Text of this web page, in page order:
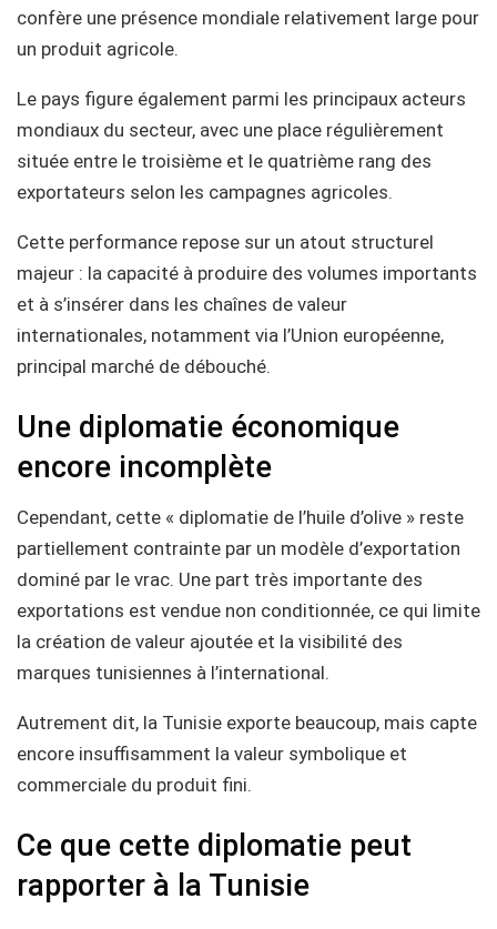
confère une présence mondiale relativement large pour
un produit agricole.
Le pays figure également parmi les principaux acteurs
mondiaux du secteur, avec une place régulièrement
située entre le troisième et le quatrième rang des
exportateurs selon les campagnes agricoles.
Cette performance repose sur un atout structurel
majeur : la capacité à produire des volumes importants
et à s’insérer dans les chaînes de valeur
internationales, notamment via l’Union européenne,
principal marché de débouché.
Une diplomatie économique
encore incomplète
Cependant, cette « diplomatie de l’huile d’olive » reste
partiellement contrainte par un modèle d’exportation
dominé par le vrac. Une part très importante des
exportations est vendue non conditionnée, ce qui limite
la création de valeur ajoutée et la visibilité des
marques tunisiennes à l’international.
Autrement dit, la Tunisie exporte beaucoup, mais capte
encore insuffisamment la valeur symbolique et
commerciale du produit fini.
Ce que cette diplomatie peut
rapporter à la Tunisie